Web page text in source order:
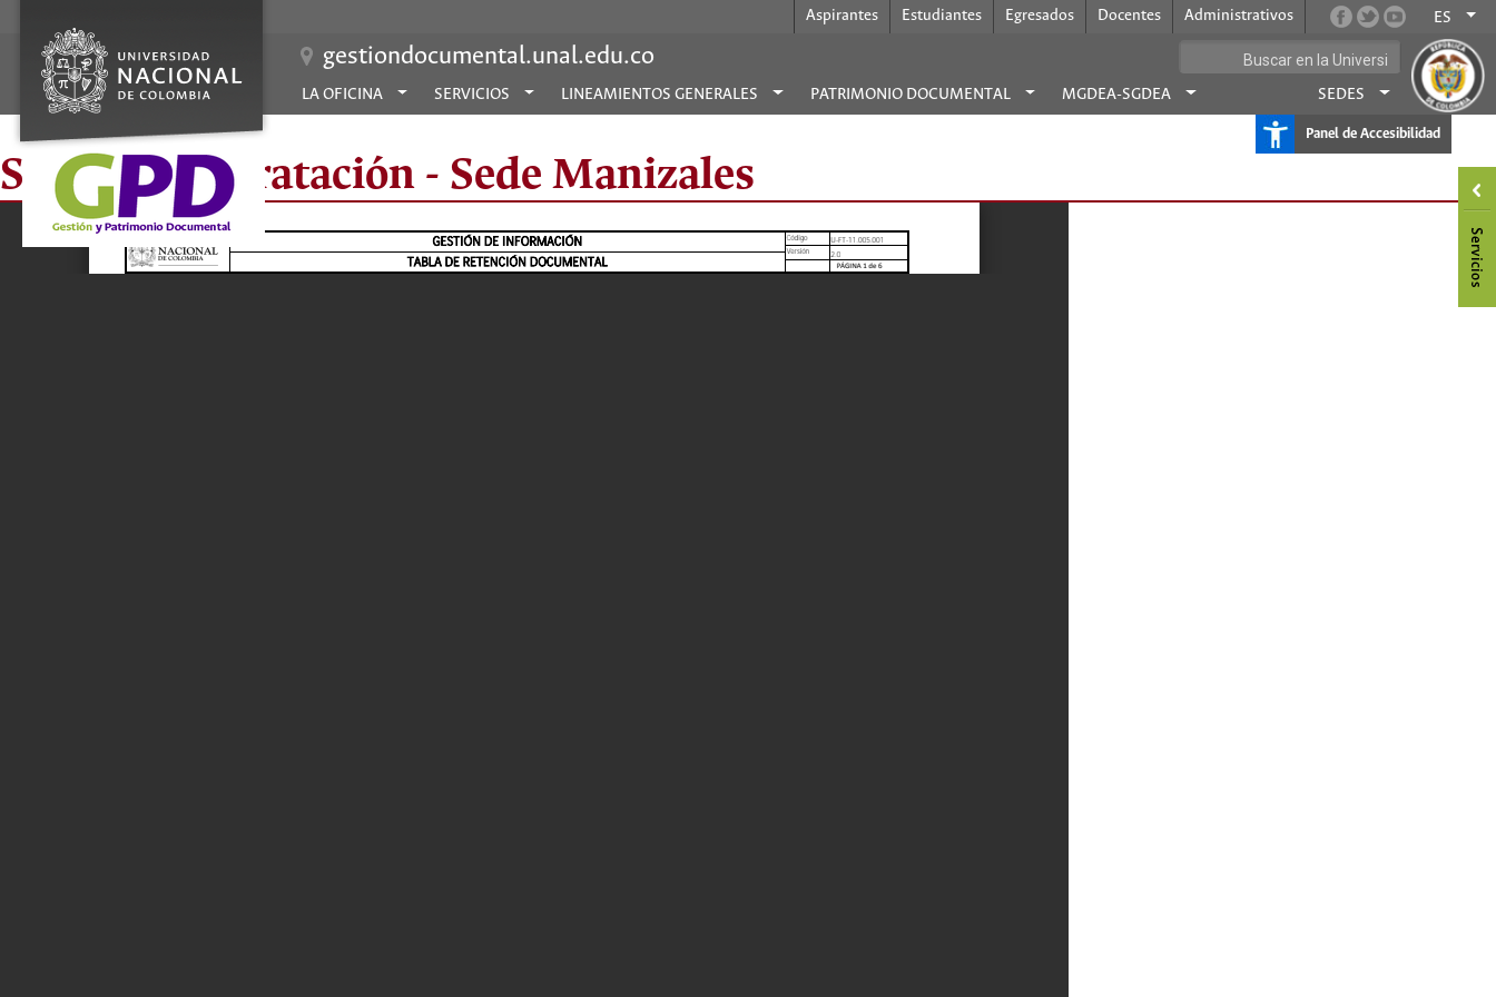
Aspirantes Estudiantes Egresados Docentes Administrativos ES
gestiondocumental.unal.edu.co
LA OFICINA SERVICIOS LINEAMIENTOS GENERALES PATRIMONIO DOCUMENTAL MGDEA-SGDEA SEDES
Panel de Accesibilidad
Sección Contratación - Sede Manizales